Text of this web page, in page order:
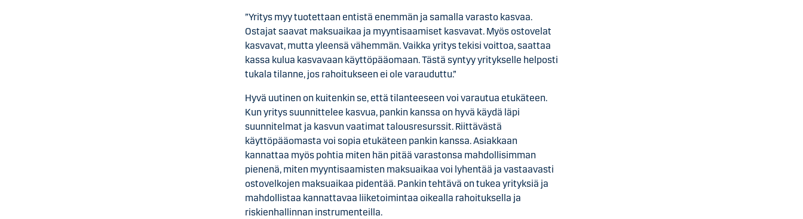
”Yritys myy tuotettaan entistä enemmän ja samalla varasto kasvaa.
Ostajat saavat maksuaikaa ja myyntisaamiset kasvavat. Myös ostovelat
kasvavat, mutta yleensä vähemmän. Vaikka yritys tekisi voittoa, saattaa
kassa kulua kasvavaan käyttöpääomaan. Tästä syntyy yritykselle helposti
tukala tilanne, jos rahoitukseen ei ole varauduttu.”
Hyvä uutinen on kuitenkin se, että tilanteeseen voi varautua etukäteen.
Kun yritys suunnittelee kasvua, pankin kanssa on hyvä käydä läpi
suunnitelmat ja kasvun vaatimat talousresurssit. Riittävästä
käyttöpääomasta voi sopia etukäteen pankin kanssa. Asiakkaan
kannattaa myös pohtia miten hän pitää varastonsa mahdollisimman
pienenä, miten myyntisaamisten maksuaikaa voi lyhentää ja vastaavasti
ostovelkojen maksuaikaa pidentää. Pankin tehtävä on tukea yrityksiä ja
mahdollistaa kannattavaa liiketoimintaa oikealla rahoituksella ja
riskienhallinnan instrumenteilla.